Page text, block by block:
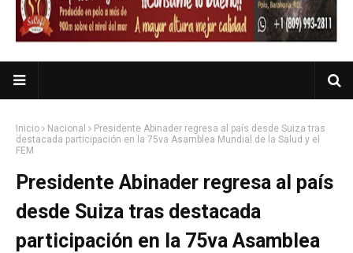
Inicio Nacional
Presidente Abinader regresa al país desde Suiza tras
destacada participación en la 75va Asamblea Mundial de la Salud y el
FEM
Presidente Abinader regresa al país
desde Suiza tras destacada
participación en la 75va Asamblea